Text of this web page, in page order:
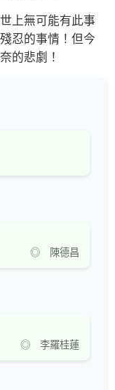
上無可能有此事
忍的事情！但今
的悲劇！
◎ 陳德昌
◎ 李羅桂蓮